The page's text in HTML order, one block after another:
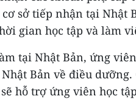
sở tiếp nhận tại Nhật
gian học tập và làm
tại Nhật Bản, ứng
Bản về điều dưỡng.
hỗ trợ ứng viên học